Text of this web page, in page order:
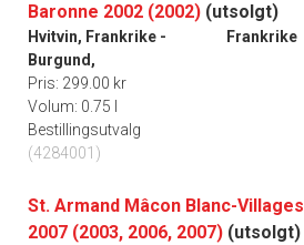
Baronne 2002 (2002) (utsolgt)
Hvitvin, Frankrike -
Burgund,
Frankrike
Pris: 299.00 kr
Volum: 0.75 l
Bestillingsutvalg
(4284001)
St. Armand Mâcon Blanc-Villages
2007 (2003, 2006, 2007) (utsolgt)